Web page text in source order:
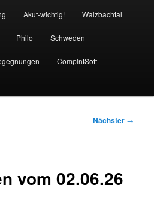
Akut-wichtig! Walzbachtal
Philo Schweden
CompIntSoft
Nächster →
vom 02.06.26